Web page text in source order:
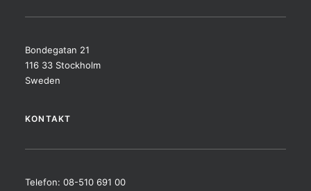
Bondegatan 21
116 33 Stockholm
Sweden
KONTAKT
Telefon: 08-510 691 00